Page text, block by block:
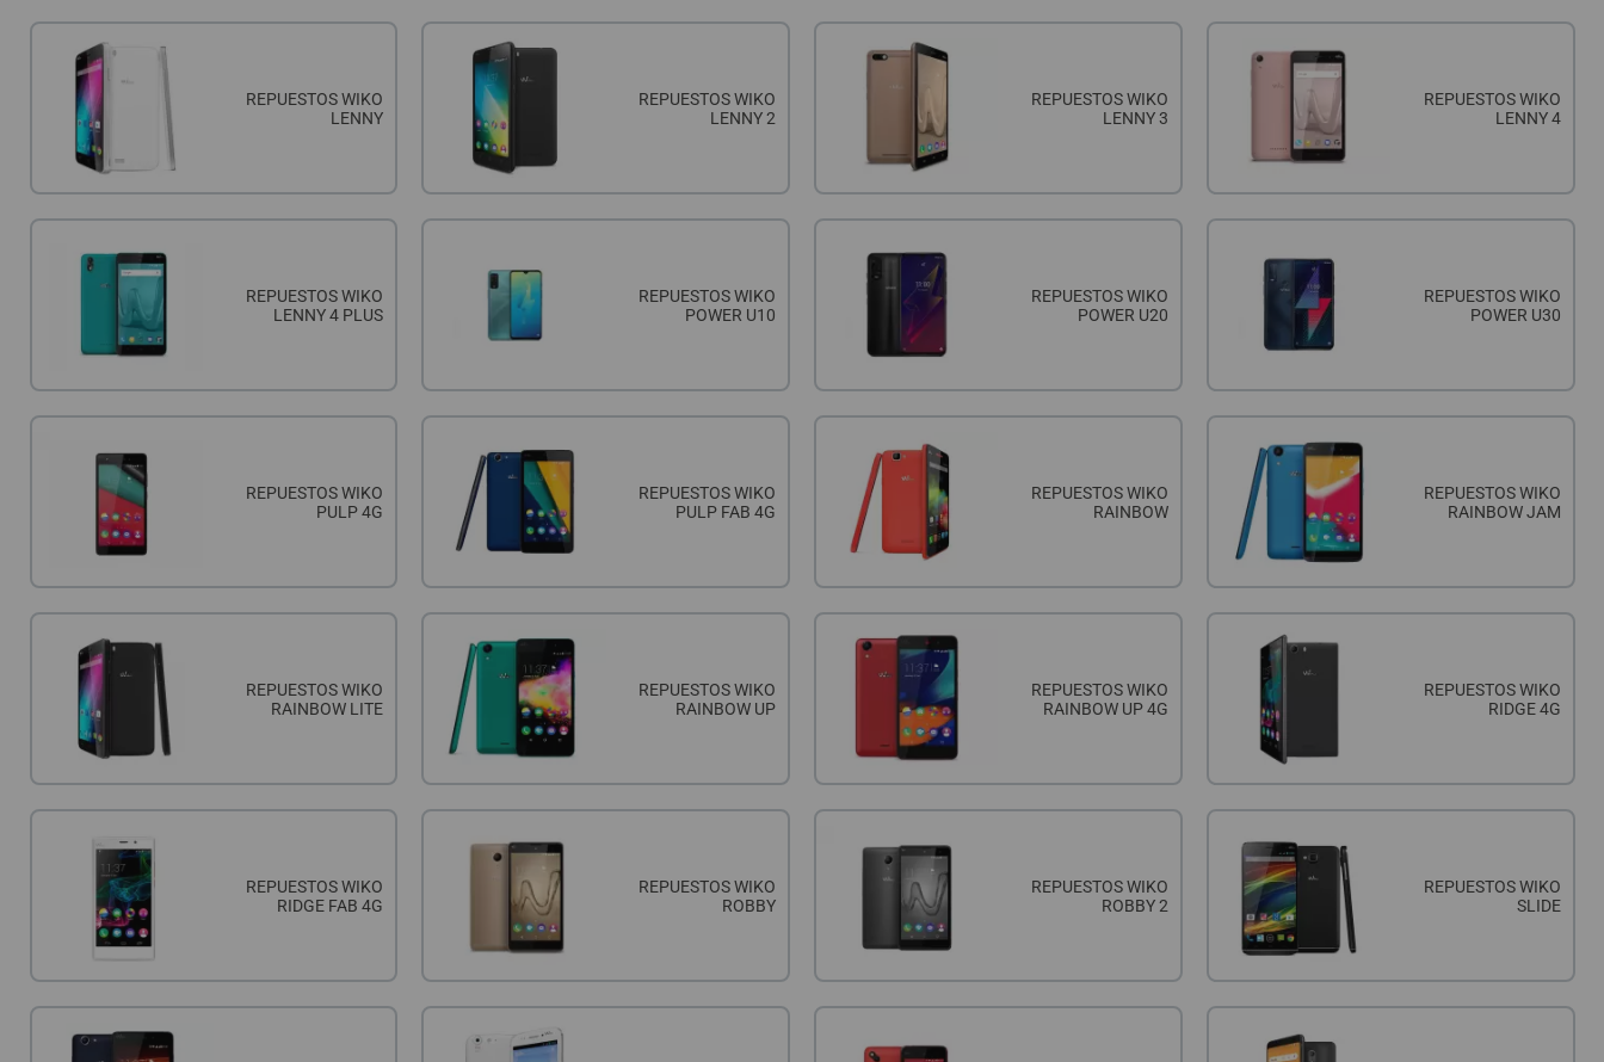
REPUESTOS WIKO
LENNY
REPUESTOS WIKO
LENNY 2
REPUESTOS WIKO
LENNY 3
REPUESTOS WIKO
LENNY 4
REPUESTOS WIKO
LENNY 4 PLUS
REPUESTOS WIKO
POWER U10
REPUESTOS WIKO
POWER U20
REPUESTOS WIKO
POWER U30
REPUESTOS WIKO
PULP 4G
REPUESTOS WIKO
PULP FAB 4G
REPUESTOS WIKO
RAINBOW
REPUESTOS WIKO
RAINBOW JAM
REPUESTOS WIKO
RAINBOW LITE
REPUESTOS WIKO
RAINBOW UP
REPUESTOS WIKO
RAINBOW UP 4G
REPUESTOS WIKO
RIDGE 4G
REPUESTOS WIKO
RIDGE FAB 4G
REPUESTOS WIKO
ROBBY
REPUESTOS WIKO
ROBBY 2
REPUESTOS WIKO
SLIDE